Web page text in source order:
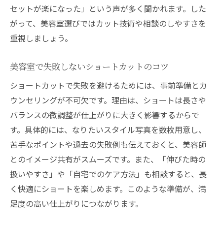
セットが楽になった」という声が多く聞かれます。した
がって、美容室選びではカット技術や相談のしやすさを
重視しましょう。
美容室で失敗しないショートカットのコツ
ショートカットで失敗を避けるためには、事前準備とカ
ウンセリングが不可欠です。理由は、ショートは長さや
バランスの微調整が仕上がりに大きく影響するからで
す。具体的には、なりたいスタイル写真を数枚用意し、
苦手なポイントや過去の失敗例も伝えておくと、美容師
とのイメージ共有がスムーズです。また、「伸びた時の
扱いやすさ」や「自宅でのケア方法」も相談すると、長
く快適にショートを楽しめます。このような準備が、満
足度の高い仕上がりにつながります。